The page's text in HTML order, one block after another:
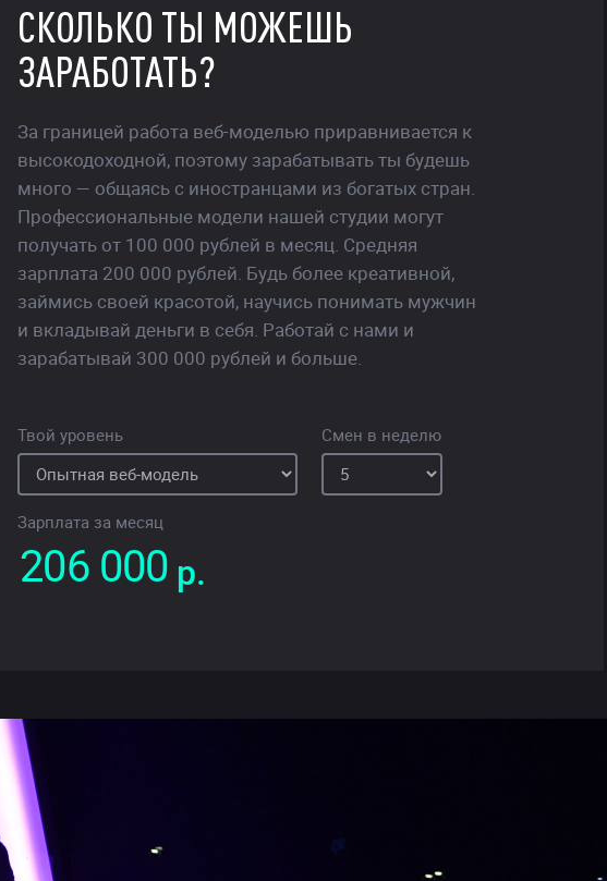
в
Москве
СКОЛЬКО ТЫ МОЖЕШЬ
ЗАРАБОТАТЬ?
За границей работа веб-моделью приравнивается к
высокодоходной, поэтому зарабатывать ты будешь
много — общаясь с иностранцами из богатых стран.
Профессиональные модели нашей студии могут
получать от 100 000 рублей в месяц. Средняя
зарплата 200 000 рублей. Будь более креативной,
займись своей красотой, научись понимать мужчин
и вкладывай деньги в себя. Работай с нами и
зарабатывай 300 000 рублей и больше.
Твой уровень Смен в неделю
Зарплата за месяц
р.